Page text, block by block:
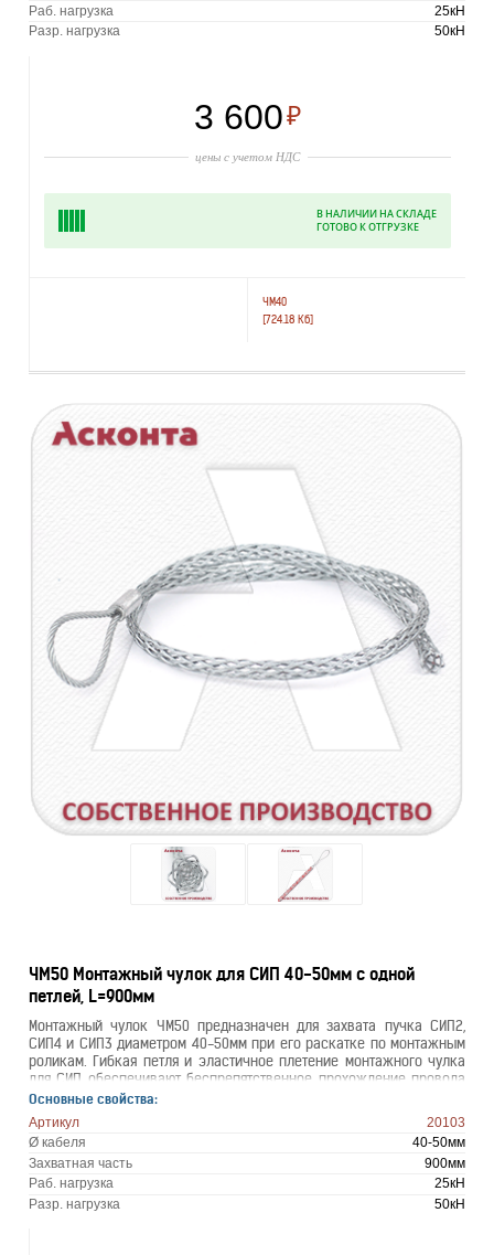
Раб. нагрузка
25кН
Разр. нагрузка
50кН
3 600₽
цены с учетом НДС
В НАЛИЧИИ НА СКЛАДЕ
ГОТОВО К ОТГРУЗКЕ
ЧМ40
[724.18 Кб]
ЧМ50 Монтажный чулок для СИП 40-50мм с одной
петлей, L=900мм
Монтажный чулок ЧМ50 предназначен для захвата пучка СИП2,
СИП4 и СИП3 диаметром 40-50мм при его раскатке по монтажным
роликам. Гибкая петля и эластичное плетение монтажного чулка
для СИП обеспечивают беспрепятственное прохождение провода
по раскаточным роликам и его надежный захват.
Основные свойства:
Артикул
20103
Ø кабеля
40-50мм
Захватная часть
900мм
Раб. нагрузка
25кН
Разр. нагрузка
50кН